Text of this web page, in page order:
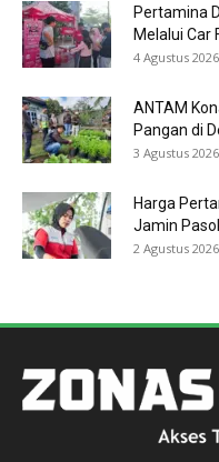
Pertamina
Melalui Car
4 Agustus 2026
ANTAM
Pangan di
3 Agustus 2026
Harga
Jamin
2 Agustus 2026